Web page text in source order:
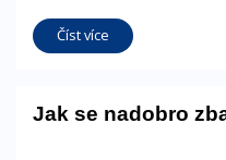
Číst více
Jak se nadobro